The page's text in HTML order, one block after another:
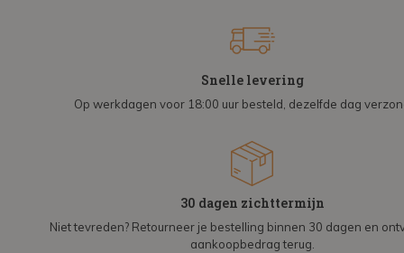
Snelle levering
Op werkdagen voor 18:00 uur besteld, dezelfde dag
30 dagen zichttermijn
Niet tevreden? Retourneer je bestelling binnen 30 dagen en
aankoopbedrag terug.